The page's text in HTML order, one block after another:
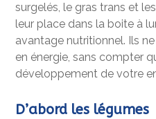
surgelés, le gras trans et
leur place dans la boite à
avantage nutritionnel. Ils
en énergie, sans compter
développement de votre
D’abord les légumes